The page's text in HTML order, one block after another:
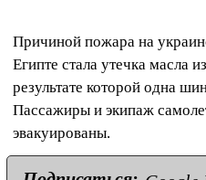
Причиной пожара на
Египте стала утечка масла
результате которой одна
Пассажиры и экипаж
эвакуированы.